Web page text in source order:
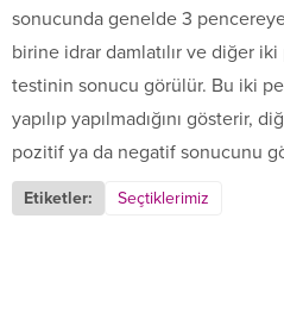
sonucunda genelde 3
birine idrar damlatılır ve diğer
testinin sonucu görülür. Bu iki
yapılıp yapılmadığını gösterir,
pozitif ya da negatif sonucunu
Etiketler: Seçtiklerimiz